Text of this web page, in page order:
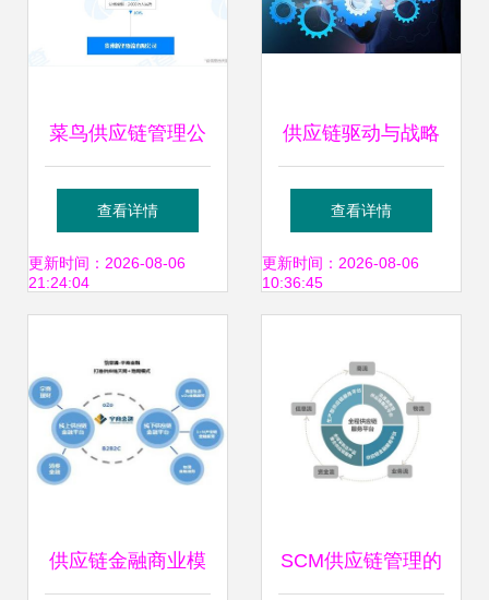
菜鸟供应链管理公
司入股贵州一物流
公司，深化供应链
查看详情
更新时间：2026-08-06
21:24:04
供应链驱动与战略
协同 钉钉并入阿里
云的深层逻辑
查看详情
更新时间：2026-08-06
10:36:45
供应链金融商业模 SCM供应链管理的